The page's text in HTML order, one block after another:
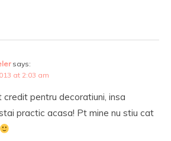
says:
at 2:03 am
credit pentru decoratiuni, insa
practic acasa! Pt mine nu stiu cat